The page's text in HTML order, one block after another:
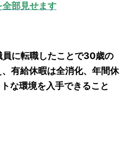
部見せます
に転職したことで30歳の
有給休暇は全消化、年間休
な環境を入手できること